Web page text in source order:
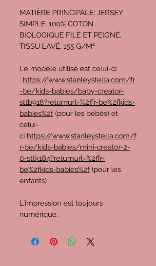
MATIÈRE PRINCIPALE: JERSEY
SIMPLE, 100% COTON
BIOLOGIQUE FILÉ ET PEIGNÉ,
TISSU LAVÉ, 155 G/M²
Le modèle utilisé est celui-ci
: https://www.stanleystella.com/fr
-be/kids-babies/baby-creator-
sttb918?returnurl=%2ffr-be%2fkids-
babies%2f(pour les bébés) et
celui-
ci https://www.stanleystella.com/f
r-be/kids-babies/mini-creator-2-
0-sttk184?returnurl=%2ffr-
be%2fkids-babies%2f(pour les
enfants)
L'impression est toujours
numérique.